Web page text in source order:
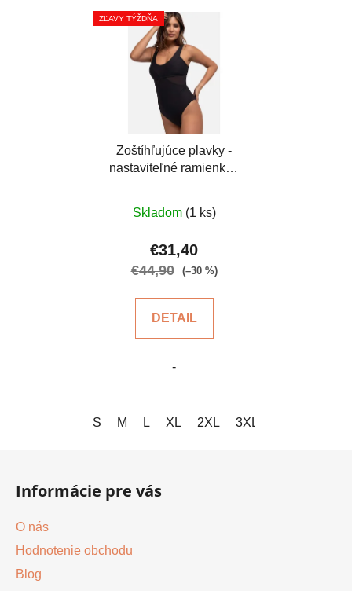
ZĽAVY TÝŽDŇA
Zoštíhľujúce plavky -
nastaviteľné ramienka -
hodnotenie
produktu
je
5
Skladom (1 ks)
€31,40
€44,90 (–30 %)
DETAIL
-
S M L XL 2XL 3XL
Informácie pre vás
O nás
Hodnotenie obchodu
Blog